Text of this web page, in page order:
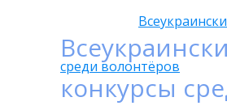
среди волонтёров
конкурсы